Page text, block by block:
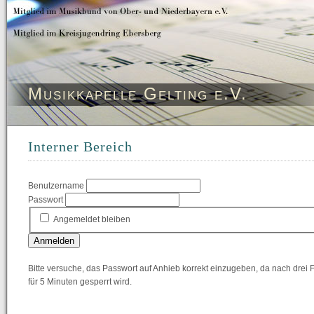
Musikkapelle Gelting e.V.
Interner Bereich
Benutzername
Passwort
Angemeldet bleiben
Anmelden
Bitte versuche, das Passwort auf Anhieb korrekt einzugeben, da nach drei
für 5 Minuten gesperrt wird.